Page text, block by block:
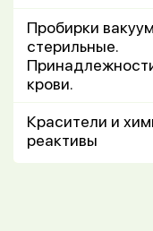
Пробирки
стерильные.
крови.
Красители и
реактивы